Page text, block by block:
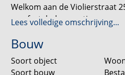
Welkom aan de Violierstraat
comfortabel en rustig wonen
woonlocatie. Een genot voor
actieve bewoners.
Een ruimtelijk ontwerp met
Lees volledige omschrijving...
Bouw
Soort object
Soort bouw